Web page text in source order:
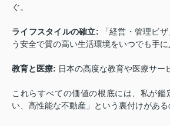
ぐ。
ライフスタイルの確立: 「経営・管理ビ
う安全で質の高い生活環境をいつでも手に
教育と医療: 日本の高度な教育や医療サー
これらすべての価値の根底には、私が鑑
い、高性能な不動産」という裏付けがある